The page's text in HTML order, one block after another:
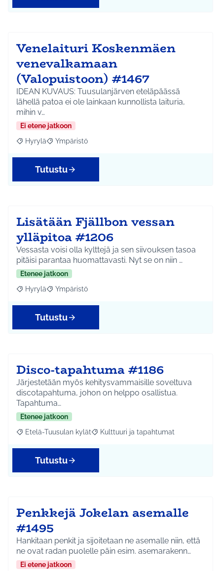
Venelaituri Koskenmäen
venevalkamaan
(Valopuistoon) #1467
IDEAN KUVAUS: Tuusulanjärven eteläpäässä
lähellä patoa ei ole lainkaan kunnollista laituria,
mihin v…
Ei etene jatkoon
Rajaa tulokset aihepiirin mukaan: Hyrylä
Hyrylä Rajaa tulokset teeman mukaan: Ympäristö
Ympäristö
Tutustu
Lisätään Fjällbon vessan
ylläpitoa #1206
Vessasta voisi olla kylttejä ja sen siivouksen tasoa
pitäisi parantaa huomattavasti. Nyt se on niin …
Etenee jatkoon
Rajaa tulokset aihepiirin mukaan: Hyrylä
Hyrylä Rajaa tulokset teeman mukaan: Ympäristö
Ympäristö
Tutustu
Disco-tapahtuma #1186
Järjestetään myös kehitysvammaisille soveltuva
discotapahtuma, johon on helppo osallistua.
Tapahtuma…
Etenee jatkoon
Rajaa tulokset aihepiirin mukaan: Etelä-Tuusulan kylät
Etelä-Tuusulan kylät Rajaa tulokset teeman mukaan:
Kulttuuri ja tapahtumat
Tutustu
Penkkejä Jokelan asemalle
#1495
Hankitaan penkit ja sijoitetaan ne asemalle niin, että
ne ovat radan puolelle päin esim. asemarakenn…
Ei etene jatkoon